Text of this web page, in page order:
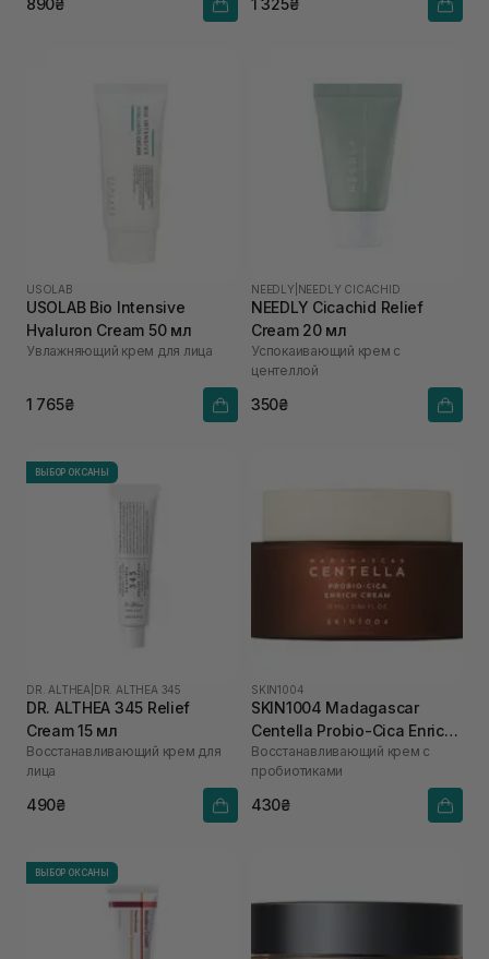
890₴ 1 325₴
USOLAB
USOLAB Bio Intensive
Hyaluron Cream 50 мл
Увлажняющий крем для лица
1 765₴
NEEDLY NEEDLY CICACHID
NEEDLY Cicachid Relief
Cream 20 мл
Успокаивающий крем с
центеллой
350₴
ВЫБОР ОКСАНЫ
DR. ALTHEA DR. ALTHEA 345
DR. ALTHEA 345 Relief
Cream 15 мл
Восстанавливающий крем для
лица
490₴
SKIN1004
SKIN1004 Madagascar
Centella Probio-Cica Enrich
Cream 15 мл
Восстанавливающий крем с
пробиотиками
430₴
ВЫБОР ОКСАНЫ